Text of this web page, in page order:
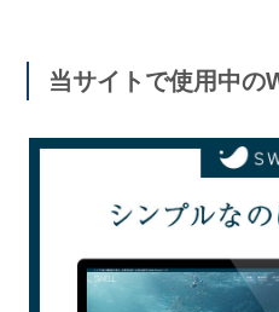
当サイトで使用中